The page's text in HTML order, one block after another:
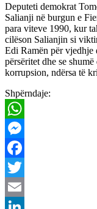
Deputeti demokrat
Salianji në burgun e
para viteve 1990, kur
cilëson Salianjin si
Edi Ramën për
përsëritet dhe se
korrupsion, ndërsa të
Shpërndaje:
WhatsApp
Messenger
Facebook
Twitter
Email